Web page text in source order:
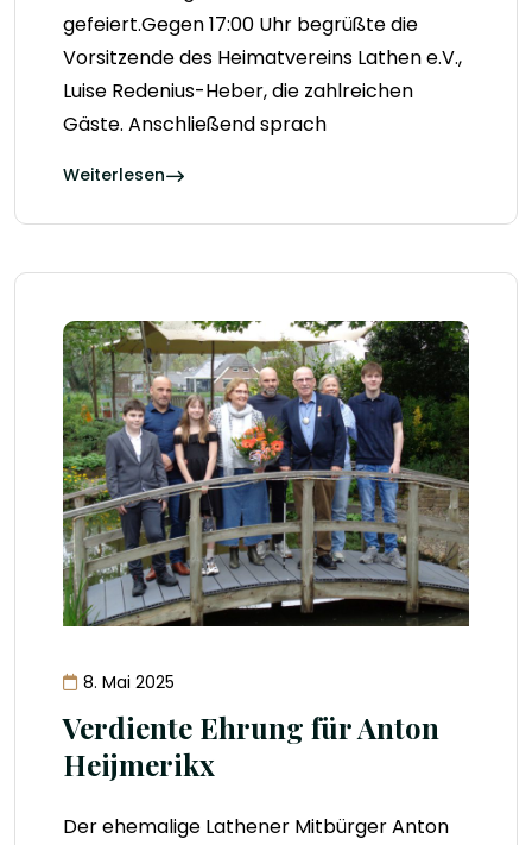
gefeiert.Gegen 17:00 Uhr begrüßte die
Vorsitzende des Heimatvereins Lathen e.V.,
Luise Redenius-Heber, die zahlreichen
Gäste. Anschließend sprach
Weiterlesen
8. Mai 2025
Verdiente Ehrung für Anton
Heijmerikx
Der ehemalige Lathener Mitbürger Anton